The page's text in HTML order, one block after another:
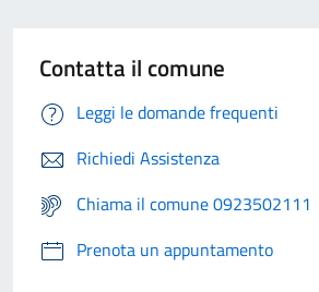
Contatta il comune
Leggi le domande frequenti
Richiedi Assistenza
Chiama il comune 0923502111
Prenota un appuntamento